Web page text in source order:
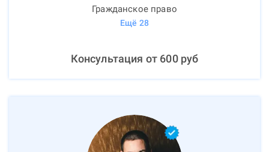
Гражданское право
Ещё 28
Консультация от 600руб